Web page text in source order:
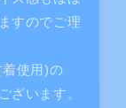
すのでご理
着使用)の
ざいます。